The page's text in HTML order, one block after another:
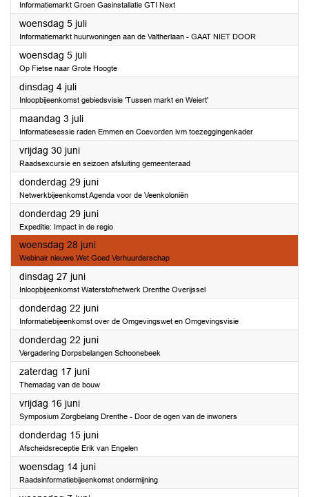
Informatiemarkt Groen Gasinstallatie GTI Next
woensdag 5 juli2023
Informatiemarkt huurwoningen aan de Valtherlaan - GAAT NIET DOOR
woensdag 5 juli2023
Op Fietse naar Grote Hoogte
dinsdag 4 juli2023
Inloopbijeenkomst gebiedsvisie 'Tussen markt en Weiert'
maandag 3 juli2023
Informatiesessie raden Emmen en Coevorden ivm toezeggingenkader
vrijdag 30 juni2023
Raadsexcursie en seizoen afsluiting gemeenteraad
donderdag 29 juni2023
Netwerkbijeenkomst Agenda voor de Veenkoloniën
donderdag 29 juni2023
Expeditie: Impact in de regio
woensdag 28 juni2023
Webinair nieuwe Wet Goed Verhuurderschap
dinsdag 27 juni2023
Inloopbijeenkomst Waterstofnetwerk Drenthe Overijssel
donderdag 22 juni2023
Informatiebijeenkomst over de Omgevingswet en Omgevingsvisie
donderdag 22 juni2023
Vergadering Dorpsbelangen Schoonebeek
zaterdag 17 juni2023
Themadag van de bouw
vrijdag 16 juni2023
Symposium Zorgbelang Drenthe - Door de ogen van de inwoners
donderdag 15 juni2023
Afscheidsreceptie Erik van Engelen
woensdag 14 juni2023
Raadsinformatiebijeenkomst ondermijning